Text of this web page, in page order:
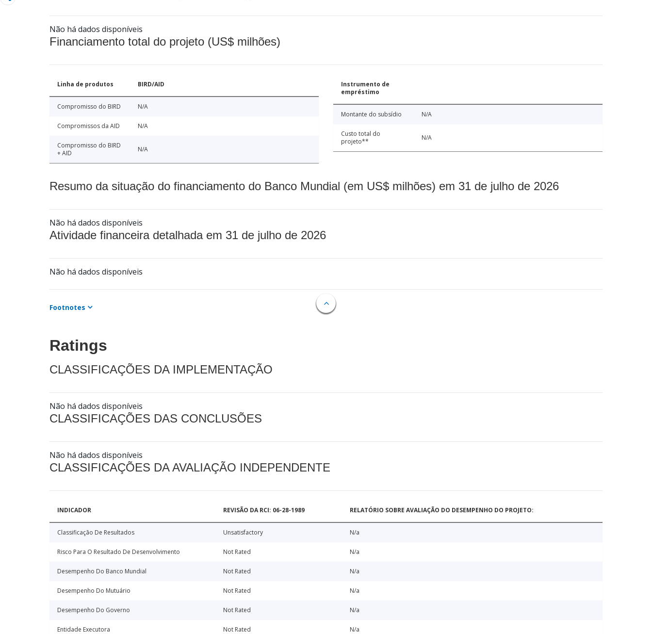
Não há dados disponíveis
Financiamento total do projeto (US$ milhões)
Linha de produtos BIRD/AID
Compromisso do BIRD N/A
Compromissos da AID N/A
Compromisso do BIRD
+ AID
N/A
Instrumento de
empréstimo
Montante do subsídio N/A
Custo total do
projeto**
N/A
Resumo da situação do financiamento do Banco Mundial (em US$ milhões) em 31 de julho de 2026
Não há dados disponíveis
Atividade financeira detalhada em 31 de julho de 2026
Não há dados disponíveis
Footnotes
Ratings
CLASSIFICAÇÕES DA IMPLEMENTAÇÃO
Não há dados disponíveis
CLASSIFICAÇÕES DAS CONCLUSÕES
Não há dados disponíveis
CLASSIFICAÇÕES DA AVALIAÇÃO INDEPENDENTE
INDICADOR REVISÃO DA RCI: 06-28-1989 RELATÓRIO SOBRE AVALIAÇÃO DO DESEMPENHO DO PROJETO:
Classificação De Resultados Unsatisfactory N/a
Risco Para O Resultado De Desenvolvimento Not Rated N/a
Desempenho Do Banco Mundial Not Rated N/a
Desempenho Do Mutuário Not Rated N/a
Desempenho Do Governo Not Rated N/a
Entidade Executora Not Rated N/a